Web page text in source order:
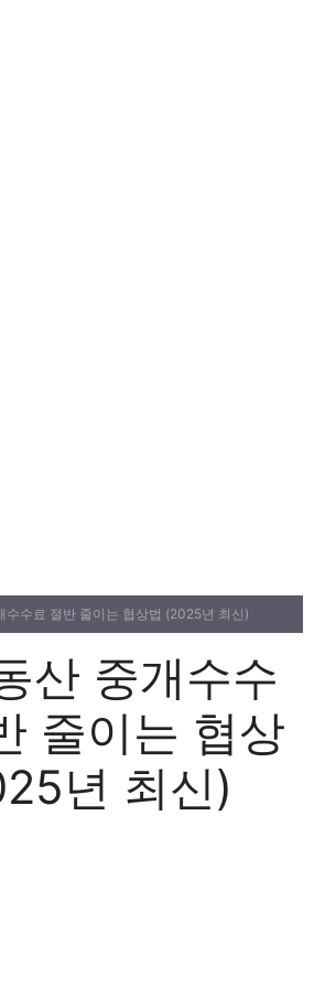
수수료 절반 줄이는 협상법 (2025년 최신)
산 중개수수
줄이는 협상
년 최신)